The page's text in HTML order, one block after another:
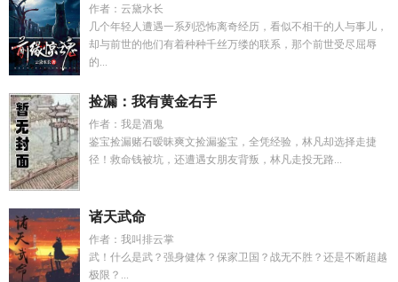
作者：云黛水长
几个年轻人遭遇一系列恐怖离奇经历，看似不相干的人与事儿，
却与前世的他们有着种种千丝万缕的联系，那个前世受尽屈辱
的...
捡漏：我有黄金右手
作者：我是酒鬼
鉴宝捡漏赌石暧昧爽文捡漏鉴宝，全凭经验，林凡却选择走捷
径！救命钱被坑，还遭遇女朋友背叛，林凡走投无路...
诸天武命
作者：我叫排云掌
武！什么是武？强身健体？保家卫国？战无不胜？还是不断超越
极限？...